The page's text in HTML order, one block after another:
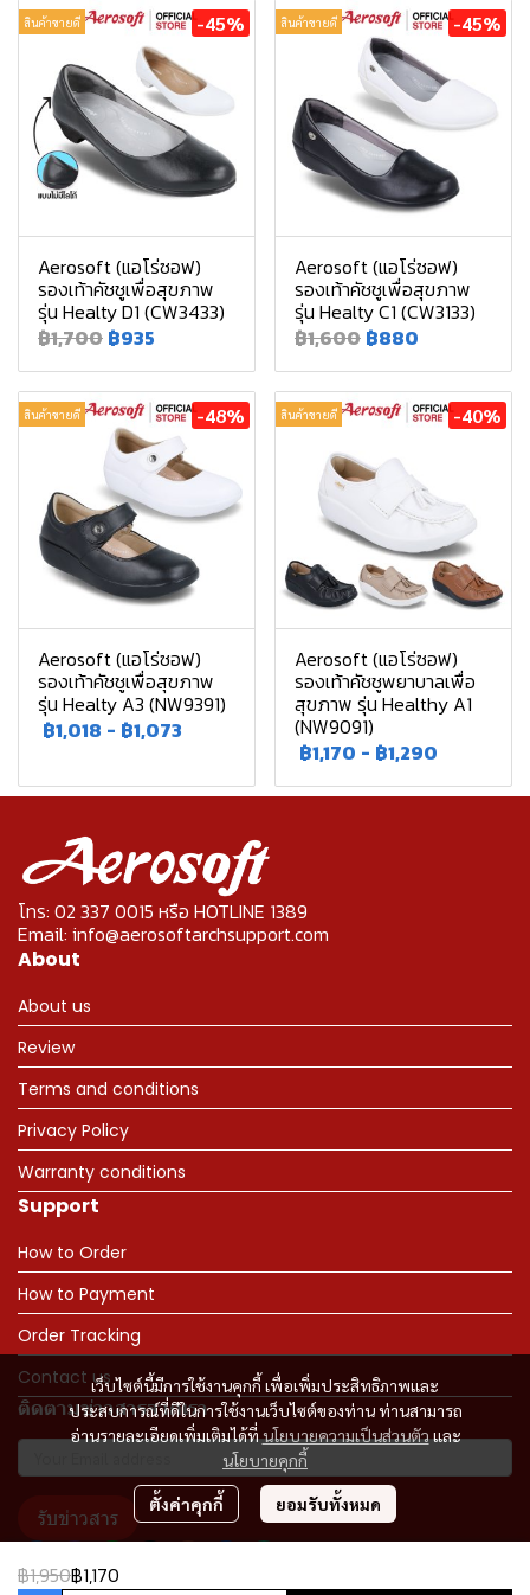
สินค้าขายดี -45%
Aerosoft (แอโร่ซอฟ)
รองเท้าคัชชูเพื่อสุขภาพ
รุ่น Healty D1 (CW3433)
฿1,700 ฿935
สินค้าขายดี -45%
Aerosoft (แอโร่ซอฟ)
รองเท้าคัชชูเพื่อสุขภาพ
รุ่น Healty C1 (CW3133)
฿1,600 ฿880
สินค้าขายดี -48%
Aerosoft (แอโร่ซอฟ)
รองเท้าคัชชูเพื่อสุขภาพ
รุ่น Healty A3 (NW9391)
฿1,018 - ฿1,073
สินค้าขายดี -40%
Aerosoft (แอโร่ซอฟ)
รองเท้าคัชชูพยาบาลเพื่อ
สุขภาพ รุ่น Healthy A1
(NW9091)
฿1,170 - ฿1,290
฿1,950฿1,170
เว็บไซต์นี้มีการใช้งานคุกกี้ เพื่อเพิ่มประสิทธิภาพและ
ประสบการณ์ที่ดีในการใช้งานเว็บไซต์ของท่าน ท่านสามารถ
อ่านรายละเอียดเพิ่มเติมได้ที่นโยบายความเป็นส่วนตัวและ
นโยบายคุกกี้
ตั้งค่าคุกกี้ ยอมรับทั้งหมด
โทร: 02 337 0015 หรือ HOTLINE 1389
Email: info@aerosoftarchsupport.com
About
About us
Review
Terms and conditions
Privacy Policy
Warranty conditions
Support
How to Order
How to Payment
Order Tracking
Contact us
ติดตามข่าวสารจากเรา
รับข่าวสาร